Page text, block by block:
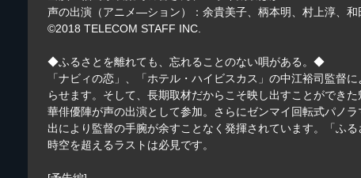
声の出演（アニメ―ション）：余貴美子、柄本明、村上淳、
©2018 TELECOM STAFF INC.
◆ふるさとを離れても、忘れることのない唄がある。◆
「ナビィの恋」、「ホテル・ハイビスカス」の中江裕司監督
らせます。そして、長期取材だからこそ映し出すことができ
華俳優陣が声の出演として参加。さらにゼンマイ回転式パノ
出により監督の手腕が余すことなく発揮されています。「ふ
時空を超えるラストは必見です。